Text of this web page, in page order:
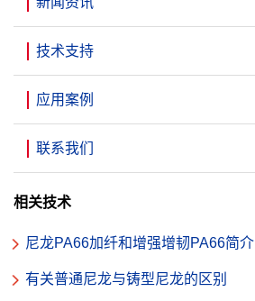
技术支持
应用案例
联系我们
相关技术
尼龙PA66加纤和增强增韧PA66简介
有关普通尼龙与铸型尼龙的区别